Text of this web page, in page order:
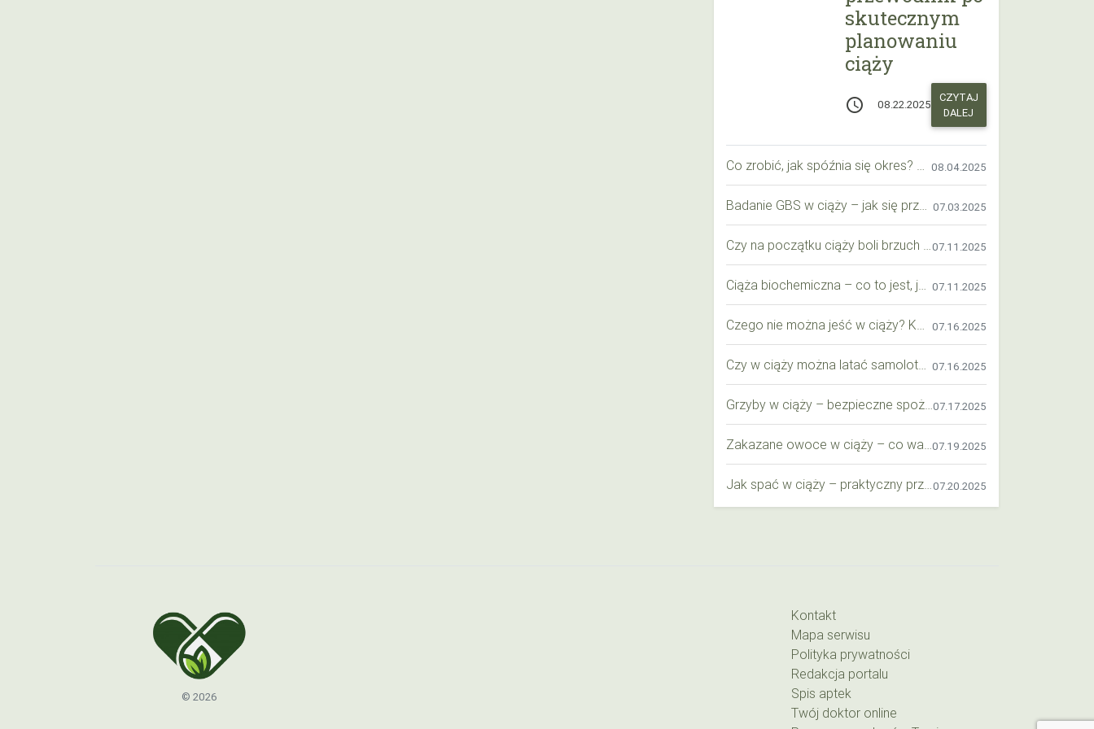
skutecznym
planowaniu
ciąży
access_time 08.22.2025
CZYTAJ
DALEJ
08.04.2025
07.03.2025
07.11.2025
07.11.2025
07.16.2025
07.16.2025
07.17.2025
07.19.2025
07.20.2025
© 2026
Kontakt
Mapa serwisu
Polityka prywatności
Redakcja portalu
Spis aptek
Twój doktor online